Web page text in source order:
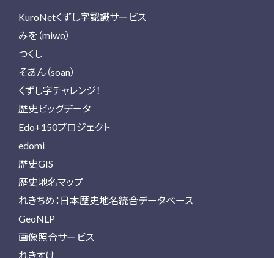
KuroNetくずし字認識サービス
みを（miwo）
つくし
そあん（soan）
くずし字チャレンジ！
歴史ビッグデータ
Edo+150プロジェクト
edomi
歴史GIS
歴史地名マップ
れきちめ：日本歴史地名統合データベース
GeoNLP
画像照合サービス
れきすけ